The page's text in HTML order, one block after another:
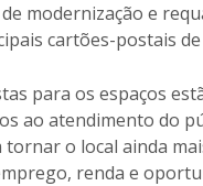
modernização e
cartões-postais
para os espaços
ao atendimento do
o local ainda
renda e